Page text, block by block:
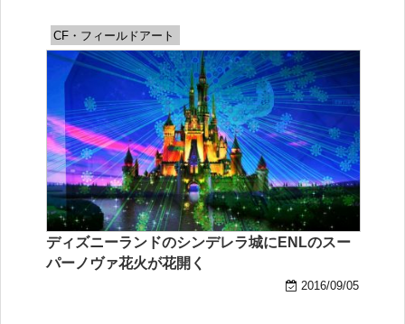
CF・フィールドアート
ディズニーランドのシンデレラ城にENLのスー
パーノヴァ花火が花開く
2016/09/05